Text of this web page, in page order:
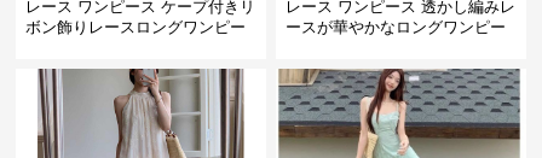
レース ワンピース ケープ付きリ
ボン飾りレースロングワンピー
レース ワンピース 透かし編みレ
ースが華やかなロングワンピー